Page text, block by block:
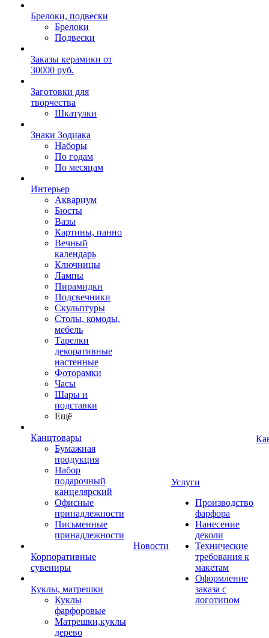
Брелоки, подвески
Брелоки
Подвески
Заказы керамики от
30000 руб.
Заготовки для
творчества
Шкатулки
Знаки Зодиака
Наборы
По годам
По месяцам
Интерьер
Аквариум
Бюсты
Вазы
Картины, панно
Вечный
календарь
Ключницы
Лампы
Пирамидки
Подсвечники
Скульптуры
Столы, комоды,
мебель
Тарелки
декоративные
настенные
Фоторамки
Часы
Шары и
подставки
Ещё
Канцтовары
Бумажная
продукция
Набор
подарочный
канцелярский
Офисные
принадлежности
Письменные
принадлежности
Корпоративные
сувениры
Куклы, матрешки
Куклы
фарфоровые
Матрешки,куклы
дерево
Новости
Услуги
Производство
фарфора
Нанесение
деколи
Технические
требования к
макетам
Оформление
заказа с
логотипом